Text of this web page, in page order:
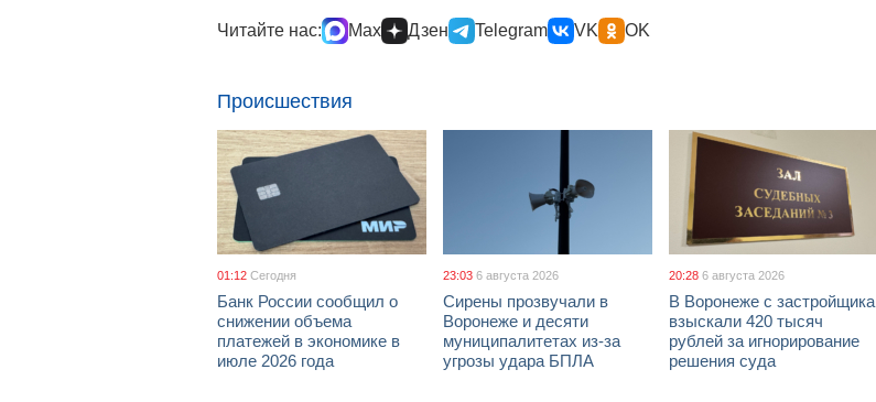
Читайте нас: Max Дзен Telegram VK OK
Происшествия
01:12 Сегодня
Банк России сообщил о
снижении объема
платежей в экономике в
июле 2026 года
23:03 6 августа 2026
Сирены прозвучали в
Воронеже и десяти
муниципалитетах из-за
угрозы удара БПЛА
20:28 6 августа 2026
В Воронеже с застройщика
взыскали 420 тысяч
рублей за игнорирование
решения суда